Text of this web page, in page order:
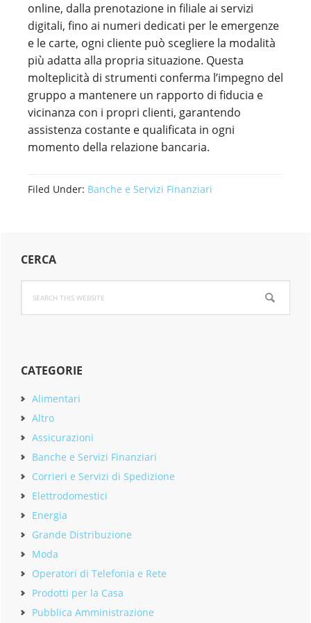
online, dalla prenotazione in filiale ai servizi
digitali, fino ai numeri dedicati per le emergenze
e le carte, ogni cliente può scegliere la modalità
più adatta alla propria situazione. Questa
molteplicità di strumenti conferma l’impegno del
gruppo a mantenere un rapporto di fiducia e
vicinanza con i propri clienti, garantendo
assistenza costante e qualificata in ogni
momento della relazione bancaria.
Filed Under: Banche e Servizi Finanziari
Primary
Sidebar
CERCA
this
website
CATEGORIE
Alimentari
Altro
Assicurazioni
Banche e Servizi Finanziari
Corrieri e Servizi di Spedizione
Elettrodomestici
Energia
Grande Distribuzione
Moda
Operatori di Telefonia e Rete
Prodotti per la Casa
Pubblica Amministrazione